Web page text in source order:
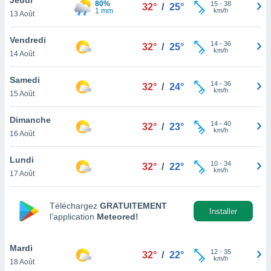
et
»,
au
vous
qu'ils
ou
le
ainsi
un
la
du
13 Août
80%
1 mm
32° / 25° 15- 38
km/h
Vendredi
14 Août
32° / 25° 14- 36
km/h
Samedi
15 Août
32° / 24° 14- 36
km/h
Dimanche
16 Août
32° / 23° 14- 40
km/h
Lundi
17 Août
32° / 22° 10- 34
km/h
Téléchargez GRATUITEMENT
l’application Meteored!
Installer
Mardi
18 Août
32° / 22° 12- 35
km/h